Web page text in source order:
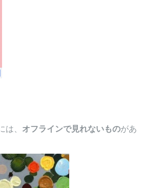
は、 オフラインで見れないものがあ